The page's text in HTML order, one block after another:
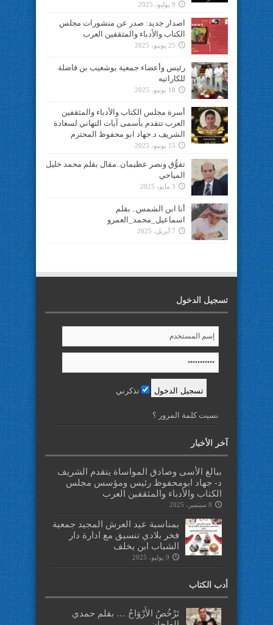
9 يوليو، 2025
اصدار جديد: صدر عن منشورات مجلس
الكتاب والأدباء والمثقفين العرب
25 يونيو، 2025
رئيس وأعضاء جمعية بوشعيب بن فاضلة
للكاراتيه
18 يونيو، 2025
أسرة مجلس الكتاب والأدباء والمثقفين
العرب تتقدم بأسمى آيات التهاني لسعادة
الشريف د.جهاد ابو محفوظ المحترم
15 يونيو، 2025
تفوُّق ونصر عظيمان..مقال بقلم محمد خليل
المياحي
3 مايو، 2025
أنا ابن الشمس.. بقلم
اسماعيل_محمد_العمرو
7 أبريل، 2025
تسجيل الدخول
تذكرني
نسيت كلمة المرور ؟
آخر الأخبار
ببالغ الأسى وصادق المواساة يتقدم الشريف
د- جهاد ابومحفوظ رئيس ومؤسس مجلس
الكتاب والأدباء والمثقفين العرب
8 سبتمبر، 2025
بمناسبة عيد العرش المجيد جمعية
فخر بلادي تنسيق مع ادارة دار
الشباب ابن يخلف
9 يوليو، 2025
أدب الكتاب
تَرْخُصُ الأَرْوَاحُ … بقلم حمدي